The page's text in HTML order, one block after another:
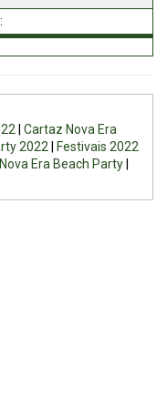
Cartaz Nova Era
2022
Festivais 2022
Nova Era Beach Party